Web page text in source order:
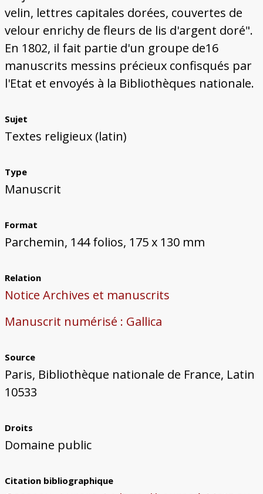
velin, lettres capitales dorées, couvertes de
velour enrichy de fleurs de lis d'argent doré".
En 1802, il fait partie d'un groupe de16
manuscrits messins précieux confisqués par
l'Etat et envoyés à la Bibliothèques nationale.
Sujet
Textes religieux (latin)
Type
Manuscrit
Format
Parchemin, 144 folios, 175 x 130 mm
Relation
Notice Archives et manuscrits
Manuscrit numérisé : Gallica
Source
Paris, Bibliothèque nationale de France, Latin
10533
Droits
Domaine public
Citation bibliographique